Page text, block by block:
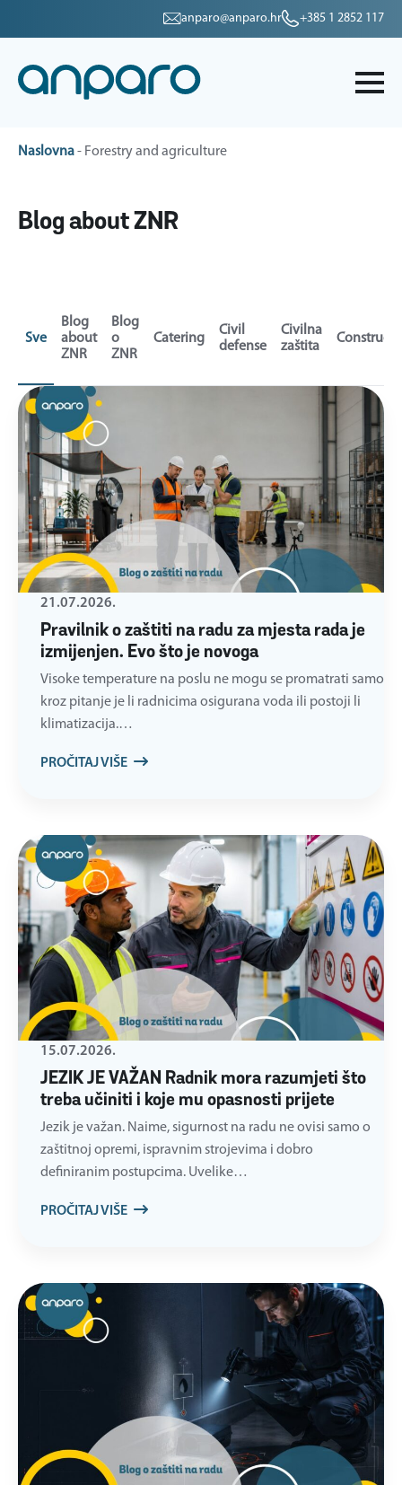
anparo@anparo.hr +385 1 2852 117
Naslovna- Forestry and agriculture
Blog about ZNR
Sve
Blog
about
ZNR
Blog
o
ZNR
Catering
Civil
defense
Civilna
zaštita
Pravilnik o zaštiti na radu za mjesta rada je
izmijenjen. Evo što je novoga
21.07.2026.
Visoke temperature na poslu ne mogu se promatrati samo
kroz pitanje je li radnicima osigurana voda ili postoji li
klimatizacija.…
PROČITAJ VIŠE
JEZIK JE VAŽAN Radnik mora razumjeti što
treba učiniti i koje mu opasnosti prijete
15.07.2026.
Jezik je važan. Naime, sigurnost na radu ne ovisi samo o
zaštitnoj opremi, ispravnim strojevima i dobro
definiranim postupcima. Uvelike…
PROČITAJ VIŠE